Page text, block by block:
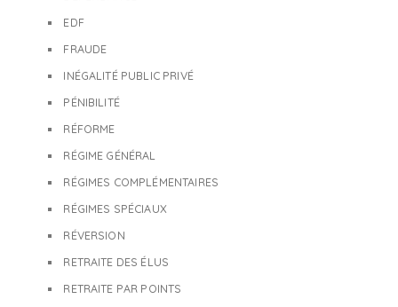
EDF
FRAUDE
INÉGALITÉ PUBLIC PRIVÉ
PÉNIBILITÉ
RÉFORME
RÉGIME GÉNÉRAL
RÉGIMES COMPLÉMENTAIRES
RÉGIMES SPÉCIAUX
RÉVERSION
RETRAITE DES ÉLUS
RETRAITE PAR POINTS